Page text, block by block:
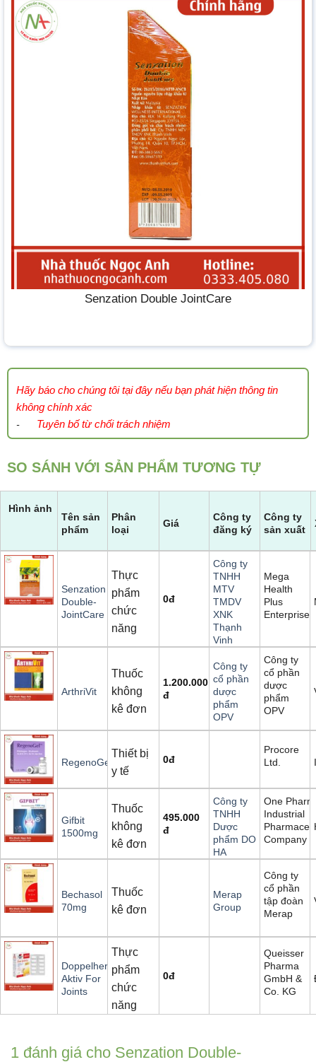
Senzation Double JointCare
Hãy báo cho chúng tôi tại đây nếu bạn phát hiện thông tin
không chính xác
- Tuyên bố từ chối trách nhiệm
SO SÁNH VỚI SẢN PHẨM TƯƠNG TỰ
Hình ảnh
Tên sản
phẩm
Phân
loại
Giá
Công ty
đăng ký
Công ty
sản xuất
Senzation
Double-
JointCare
Thực
phẩm
chức
năng
0đ
Công ty
TNHH
MTV
TMDV
XNK
Thạnh
Vinh
Mega
Health
Plus
Enterprise
ArthriVit
Thuốc
không
kê đơn
1.200.000
đ
Công ty
cổ phần
dược
phẩm
OPV
Công ty
cổ phần
dược
phẩm
OPV
RegenoGel
Thiết bị
y tế
0đ
Procore
Ltd.
Gifbit
1500mg
Thuốc
không
kê đơn
495.000
đ
Công ty
TNHH
Dược
phẩm DO
HA
One
Industrial
Company
Bechasol
70mg
Thuốc
kê đơn
Merap
Group
Công ty
cổ phần
tập đoàn
Merap
Doppelherz
Aktiv For
Joints
Thực
phẩm
chức
năng
0đ
Queisser
Pharma
GmbH &
Co. KG
1 đánh giá cho Senzation Double-